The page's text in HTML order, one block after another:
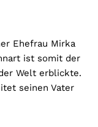
Ehefrau Mirka
ist somit der
Welt erblickte.
seinen Vater